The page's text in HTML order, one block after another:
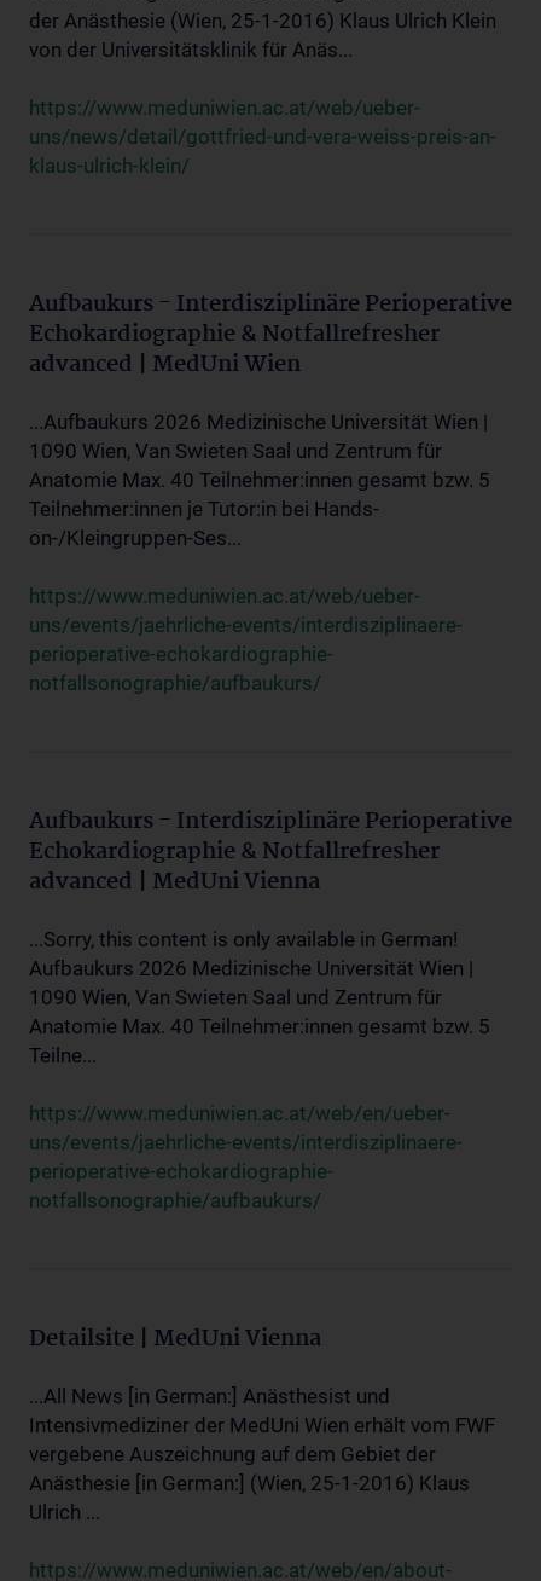
der Anästhesie (Wien, 25-1-2016) Klaus Ulrich Klein
von der Universitätsklinik für Anäs...
https://www.meduniwien.ac.at/web/ueber-
uns/news/detail/gottfried-und-vera-weiss-preis-an-
klaus-ulrich-klein/
Aufbaukurs - Interdisziplinäre Perioperative
Echokardiographie & Notfallrefresher
advanced | MedUni Wien
...Aufbaukurs 2026 Medizinische Universität Wien |
1090 Wien, Van Swieten Saal und Zentrum für
Anatomie Max. 40 Teilnehmer:innen gesamt bzw. 5
Teilnehmer:innen je Tutor:in bei Hands-
on-/Kleingruppen-Ses...
https://www.meduniwien.ac.at/web/ueber-
uns/events/jaehrliche-events/interdisziplinaere-
perioperative-echokardiographie-
notfallsonographie/aufbaukurs/
Aufbaukurs - Interdisziplinäre Perioperative
Echokardiographie & Notfallrefresher
advanced | MedUni Vienna
...Sorry, this content is only available in German!
Aufbaukurs 2026 Medizinische Universität Wien |
1090 Wien, Van Swieten Saal und Zentrum für
Anatomie Max. 40 Teilnehmer:innen gesamt bzw. 5
Teilne...
https://www.meduniwien.ac.at/web/en/ueber-
uns/events/jaehrliche-events/interdisziplinaere-
perioperative-echokardiographie-
notfallsonographie/aufbaukurs/
Detailsite | MedUni Vienna
...All News [in German:] Anästhesist und
Intensivmediziner der MedUni Wien erhält vom FWF
vergebene Auszeichnung auf dem Gebiet der
Anästhesie [in German:] (Wien, 25-1-2016) Klaus
Ulrich ...
https://www.meduniwien.ac.at/web/en/about-